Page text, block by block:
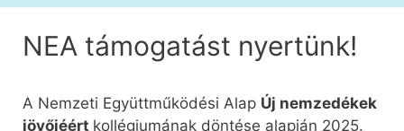
NEA támogatást nyertünk!
A Nemzeti Együttműködési Alap Új nemzedékek
jövőjéért kollégiumának döntése alapján 2025.